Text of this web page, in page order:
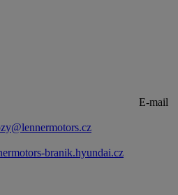
E-mail
branik.hyundai.cz